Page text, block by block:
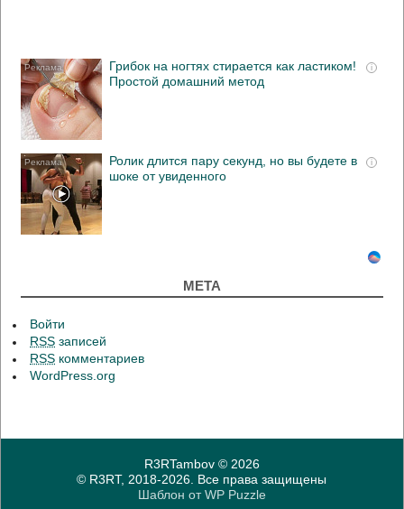
i
Грибок на ногтях стирается как ластиком!
Простой домашний метод
i
Ролик длится пару секунд, но вы будете в
шоке от увиденного
МЕТА
Войти
RSS записей
RSS комментариев
WordPress.org
R3RTambov© 2026
© R3RT, 2018-2026. Все права защищены
Шаблон отWP Puzzle